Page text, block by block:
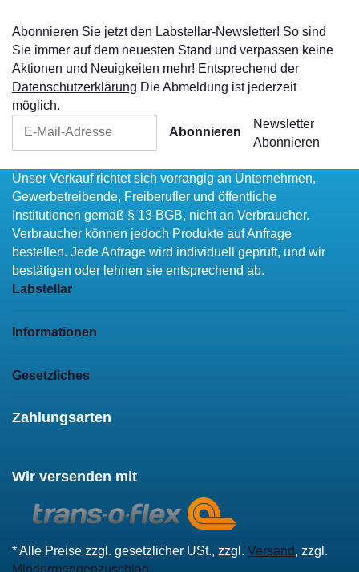
Abonnieren Sie jetzt den Labstellar-Newsletter! So sind
Sie immer auf dem neuesten Stand und verpassen keine
Aktionen und Neuigkeiten mehr! Entsprechend der
Datenschutzerklärung Die Abmeldung ist jederzeit
möglich.
Abonnieren
Newsletter
Abonnieren
Unser Verkauf richtet sich vorrangig an Unternehmen,
Gewerbetreibende, Freiberufler und öffentliche
Institutionen gemäß § 13 BGB, nicht an Verbraucher.
Verbraucher können jedoch Produkte auf Anfrage
bestellen. Jede Anfrage wird individuell geprüft, und wir
bestätigen oder lehnen sie entsprechend ab.
Labstellar
Informationen
Gesetzliches
Zahlungsarten
Wir versenden mit
* Alle Preise zzgl. gesetzlicher USt., zzgl. Versand, zzgl.